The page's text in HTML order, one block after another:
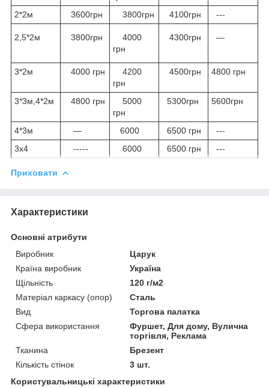
2*2м
3600грн 3800грн 4100грн ---
2,5*2м 3800грн
4000
грн
4300грн —
3*2м 4000 грн
4200
грн
4500грн 4800 грн
3*3м,4*2м 4800 грн
5000
грн
5300грн 5600грн
4*3м — 6000 6500 грн
---
3х4
----- 6000 6500 грн ---
Приховати
Характеристики
Основні атрибути
Виробник
Царук
Країна виробник
Україна
Щільність
120 г/м2
Матеріал каркасу (опор)
Сталь
Вид
Торгова палатка
Сфера використання
Фуршет, Для дому, Вулична
торгівля, Реклама
Тканина
Брезент
Кількість стінок
3 шт.
Користувальницькі характеристики